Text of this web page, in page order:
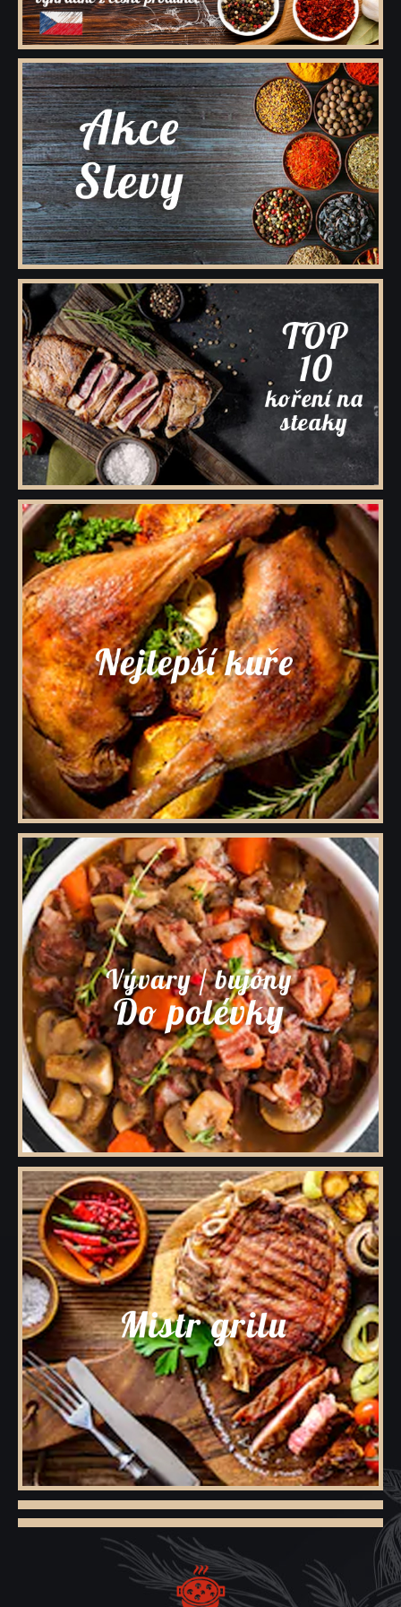
Kořenící směsi pro masnou výrobu
Minutkové šťávy a omáčky
Semena
Ovoce sušené
Polévky
Cukry a dochucovací cukry
Soli a dochucovací soli
Maďarské originální kořenící speciality
Sušené houby
Tekutá koření a dochucovadla
Marinády a pasty
Potravinové přípravky
Bělka
Dárkové dřevěné kazety s kořením
Dárkové krabičky a rukávy s kořením
Prázdné dózy a kořenky na koření
Přihlášení pro VO